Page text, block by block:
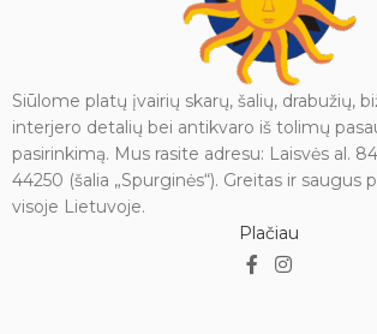
Siūlome platų įvairių skarų, šalių, drabužių,
interjero detalių bei antikvaro iš tolimų
pasirinkimą. Mus rasite adresu: Laisvės al.
44250 (šalia „Spurginės“). Greitas ir saugus
visoje Lietuvoje.
Plačiau